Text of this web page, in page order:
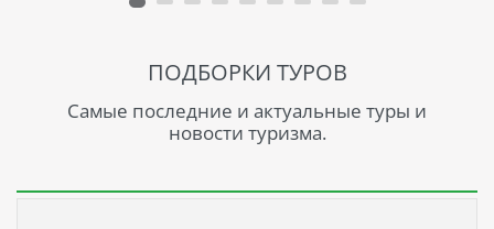
ПОДБОРКИ ТУРОВ
Самые последние и актуальные туры и
новости туризма.